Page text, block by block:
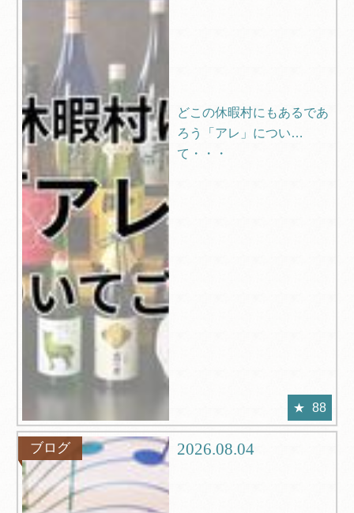
どこの休暇村にもあるであ
ろう「アレ」につい
て・・・
88
ブログ 2026.08.04